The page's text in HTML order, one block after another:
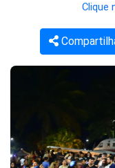
Clique